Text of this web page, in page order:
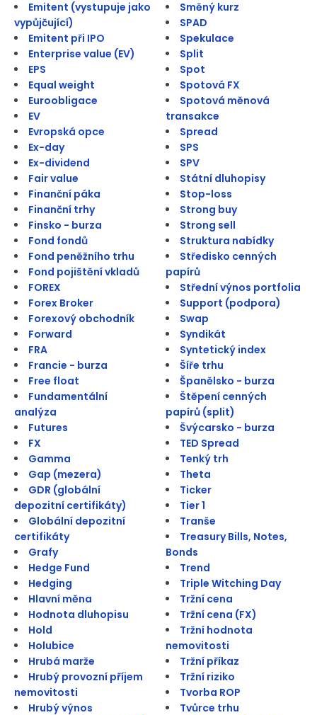
Emitent (vystupuje jako
vypůjčující)
Emitent při IPO
Enterprise value (EV)
EPS
Equal weight
Euroobligace
EV
Evropská opce
Ex-day
Ex-dividend
Fair value
Finanční páka
Finanční trhy
Finsko - burza
Fond fondů
Fond peněžního trhu
Fond pojištění vkladů
FOREX
Forex Broker
Forexový obchodník
Forward
FRA
Francie - burza
Free float
Fundamentální
analýza
Futures
FX
Gamma
Gap (mezera)
GDR (globální
depozitní certifikáty)
Globální depozitní
certifikáty
Grafy
Hedge Fund
Hedging
Hlavní měna
Hodnota dluhopisu
Hold
Holubice
Hrubá marže
Hrubý provozní příjem
nemovitosti
Hrubý výnos
Směný kurz
SPAD
Spekulace
Split
Spot
Spotová FX
Spotová měnová
transakce
Spread
SPS
SPV
Státní dluhopisy
Stop-loss
Strong buy
Strong sell
Struktura nabídky
Středisko cenných
papírů
Střední výnos portfolia
Support (podpora)
Swap
Syndikát
Syntetický index
Šíře trhu
Španělsko - burza
Štěpení cenných
papírů (split)
Švýcarsko - burza
TED Spread
Tenký trh
Theta
Ticker
Tier 1
Tranše
Treasury Bills, Notes,
Bonds
Trend
Triple Witching Day
Tržní cena
Tržní cena (FX)
Tržní hodnota
nemovitosti
Tržní příkaz
Tržní riziko
Tvorba ROP
Tvůrce trhu